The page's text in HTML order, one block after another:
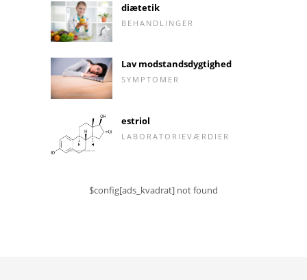
diætetik
BEHANDLINGER
Lav modstandsdygtighed
SYMPTOMER
estriol
LABORATORIEVÆRDIER
$config[ads_kvadrat] not found